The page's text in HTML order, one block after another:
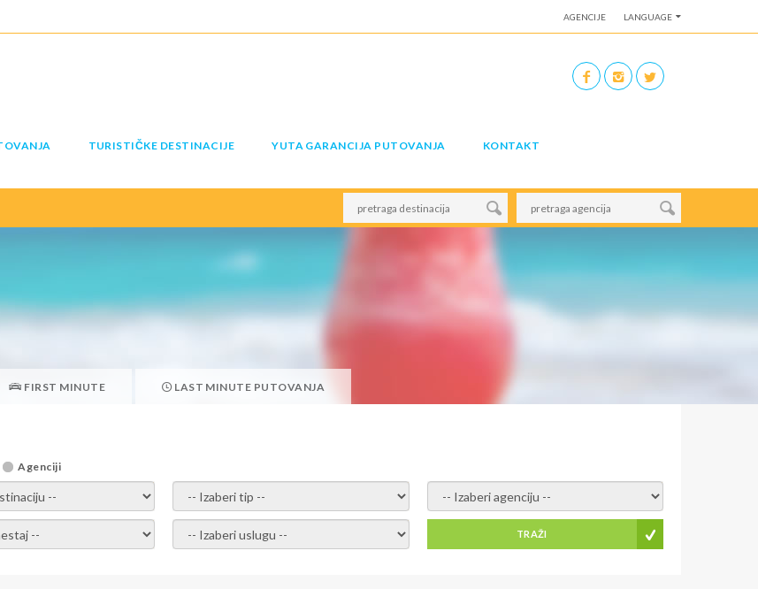
AGENCIJE LANGUAGE
TURISTIČKE DESTINACIJE YUTA GARANCIJA PUTOVANJA KONTAKT
FIRST MINUTE LAST MINUTE PUTOVANJA
Agenciji
- - izaberi tip - - izaberi agenciju -
- - Izaberite uslugu - TRAŽI